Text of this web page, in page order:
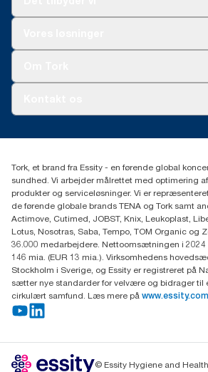
Smiley-rapport
(+45) 48 16 82 44
Professional Hygiene
Gydevang 33
DK-3450 Allerød
Tork, et brand fra Essity - en førende global
sundhed. Vi arbejder målrettet med optimering
produkter og serviceløsninger. Vi er
de førende globale brands TENA og Tork samt
Actimove, Cutimed, JOBST, Knix, Leukoplast,
Lotus, Nosotras, Saba, Tempo, TOM Organic og
36.000 medarbejdere. Nettoomsætningen i 2024
146 mia. (EUR 13 mia.). Virksomhedens
Stockholm i Sverige, og Essity er registreret på
sætter nye standarder for velvære og bidrager
cirkulært samfund. Læs mere på www.essity.com
© Essity Hygiene and